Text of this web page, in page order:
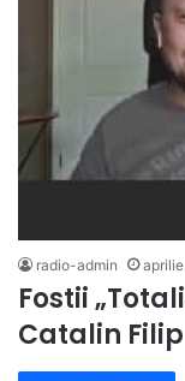
radio-admin
Fostii
Catalin Filip